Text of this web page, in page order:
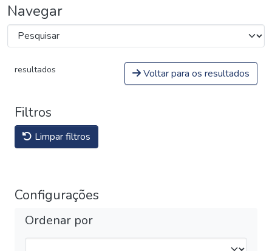
Navegar
resultados Voltar para os resultados
Filtros
Limpar filtros
Configurações
Ordenar por